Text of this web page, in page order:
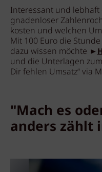
Interessant und lebhaft
gnadenloser
kosten und welchen
Mit 100 Euro die
dazu wissen möchte ►
und die Unterlagen
Dir fehlen Umsatz“ via
"Mach es
anders zählt